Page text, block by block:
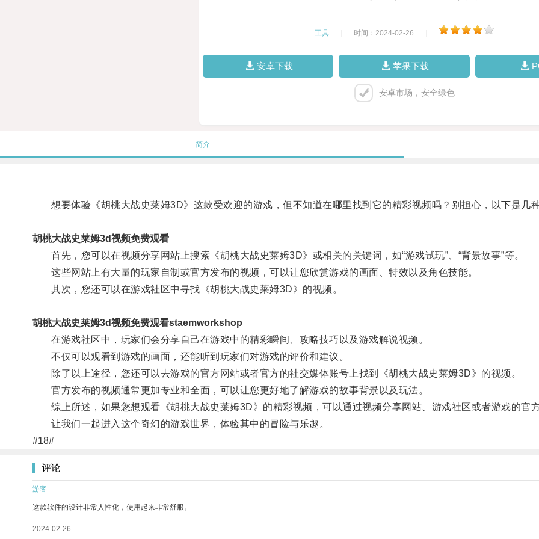
工具 时间：2024-02-26
安卓下载 苹果下载
安卓市场，安全绿色
简介
想要体验《胡桃大战史莱姆3D》这款受欢迎的游戏，但不知道在哪里找到它的精彩视频吗？别担心，以下是几
胡桃大战史莱姆3d视频免费观看
首先，您可以在视频分享网站上搜索《胡桃大战史莱姆3D》或相关的关键词，如“游戏试玩”、“背景故事”等。
这些网站上有大量的玩家自制或官方发布的视频，可以让您欣赏游戏的画面、特效以及角色技能。
其次，您还可以在游戏社区中寻找《胡桃大战史莱姆3D》的视频。
胡桃大战史莱姆3d视频免费观看staemworkshop
在游戏社区中，玩家们会分享自己在游戏中的精彩瞬间、攻略技巧以及游戏解说视频。
不仅可以观看到游戏的画面，还能听到玩家们对游戏的评价和建议。
除了以上途径，您还可以去游戏的官方网站或者官方的社交媒体账号上找到《胡桃大战史莱姆3D》的视频。
官方发布的视频通常更加专业和全面，可以让您更好地了解游戏的故事背景以及玩法。
综上所述，如果您想观看《胡桃大战史莱姆3D》的精彩视频，可以通过视频分享网站、游戏社区或者游戏的官方
让我们一起进入这个奇幻的游戏世界，体验其中的冒险与乐趣。
#18#
评论
游客
这款软件的设计非常人性化，使用起来非常舒服。
2024-02-26